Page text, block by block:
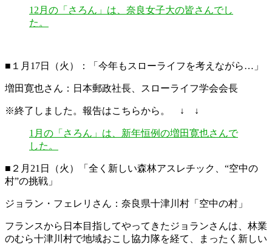
12月の「さろん」は、奈良女子大の皆さんでし
た。
■１月17日（火）：「今年もスローライフを考えながら…」
増田寛也さん：日本郵政社長、スローライフ学会会長
※終了しました。報告はこちらから。 ↓ ↓
1月の「さろん」は、新年恒例の増田寛也さんで
した。
■２月21日（火）「全く新しい森林アスレチック、“空中の
村”の挑戦」
ジョラン・フェレリさん：奈良県十津川村「空中の村」
フランスから日本目指してやってきたジョランさんは、林業
のむら十津川村で地域おこし協力隊を経て、まったく新しい